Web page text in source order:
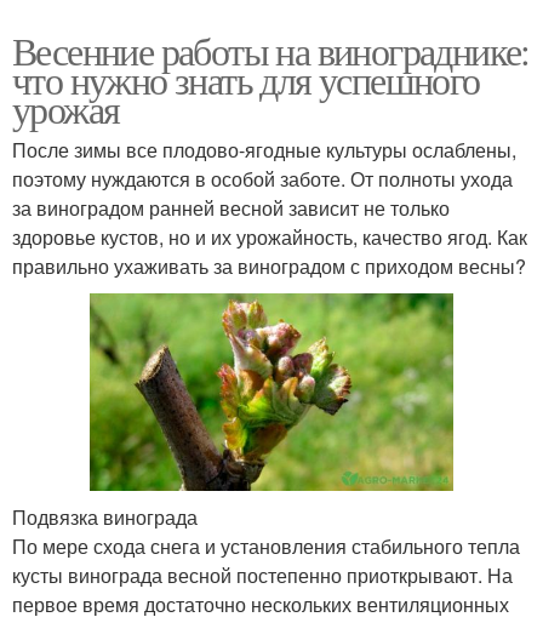
Весенние работы на винограднике:
что нужно знать для успешного
урожая
После зимы все плодово-ягодные культуры ослаблены,
поэтому нуждаются в особой заботе. От полноты ухода
за виноградом ранней весной зависит не только
здоровье кустов, но и их урожайность, качество ягод. Как
правильно ухаживать за виноградом с приходом весны?
Подвязка винограда
По мере схода снега и установления стабильного тепла
кусты винограда весной постепенно приоткрывают. На
первое время достаточно нескольких вентиляционных